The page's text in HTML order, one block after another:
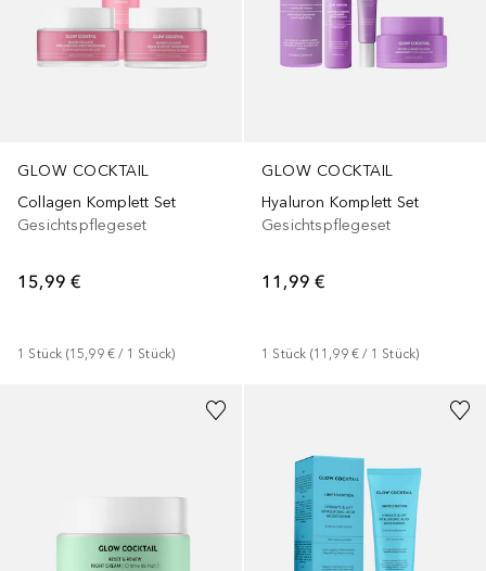
GLOW COCKTAIL
Collagen Komplett Set
Gesichtspflegeset
15,99 €
1 Stück (15,99 € / 1 Stück)
GLOW COCKTAIL
Hyaluron Komplett Set
Gesichtspflegeset
11,99 €
1 Stück (11,99 € / 1 Stück)